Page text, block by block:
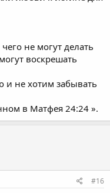
не могут делать
воскрешать
не хотим забывать
в Матфея 24:24 ».
#16